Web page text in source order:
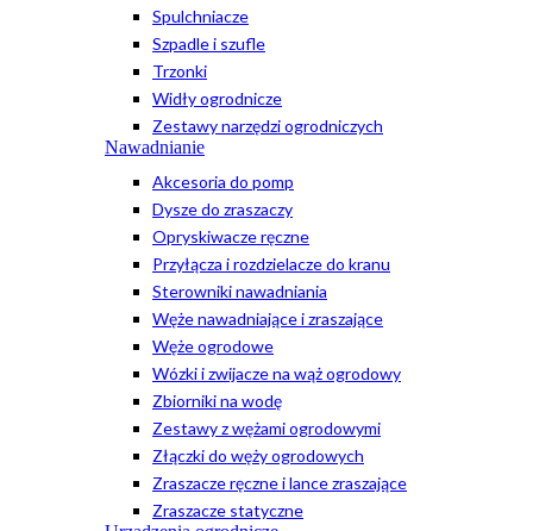
Spulchniacze
Szpadle i szufle
Trzonki
Widły ogrodnicze
Zestawy narzędzi ogrodniczych
Nawadnianie
Akcesoria do pomp
Dysze do zraszaczy
Opryskiwacze ręczne
Przyłącza i rozdzielacze do kranu
Sterowniki nawadniania
Węże nawadniające i zraszające
Węże ogrodowe
Wózki i zwijacze na wąż ogrodowy
Zbiorniki na wodę
Zestawy z wężami ogrodowymi
Złączki do węży ogrodowych
Zraszacze ręczne i lance zraszające
Zraszacze statyczne